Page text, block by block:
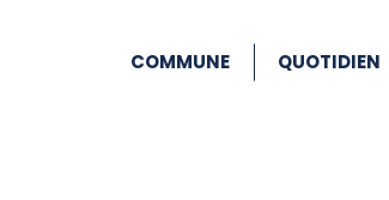
COMMUNE QUOTIDIEN